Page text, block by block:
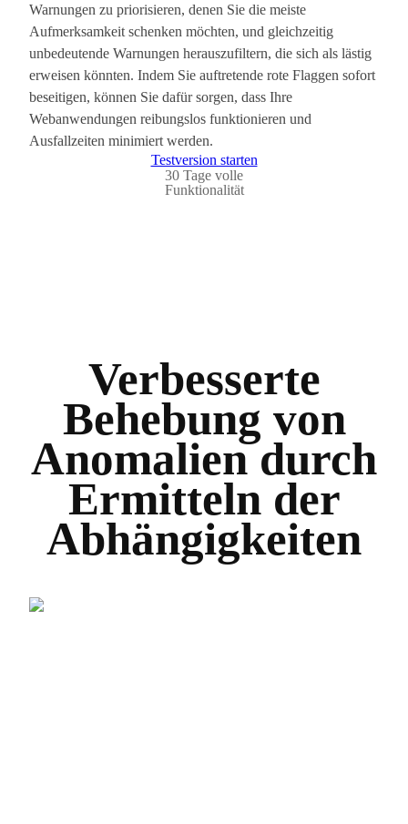
Warnungen zu priorisieren, denen Sie die meiste
Aufmerksamkeit schenken möchten, und gleichzeitig
unbedeutende Warnungen herauszufiltern, die sich als lästig
erweisen könnten. Indem Sie auftretende rote Flaggen sofort
beseitigen, können Sie dafür sorgen, dass Ihre
Webanwendungen reibungslos funktionieren und
Ausfallzeiten minimiert werden.
Testversion starten
30 Tage volle
Funktionalität
Verbesserte
Behebung von
Anomalien durch
Ermitteln der
Abhängigkeiten